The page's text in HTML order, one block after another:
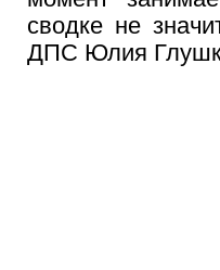
сводке не
ДПС Юлия